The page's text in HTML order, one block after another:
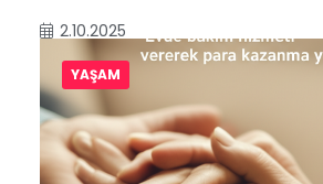
2.10.2025
YAŞAM